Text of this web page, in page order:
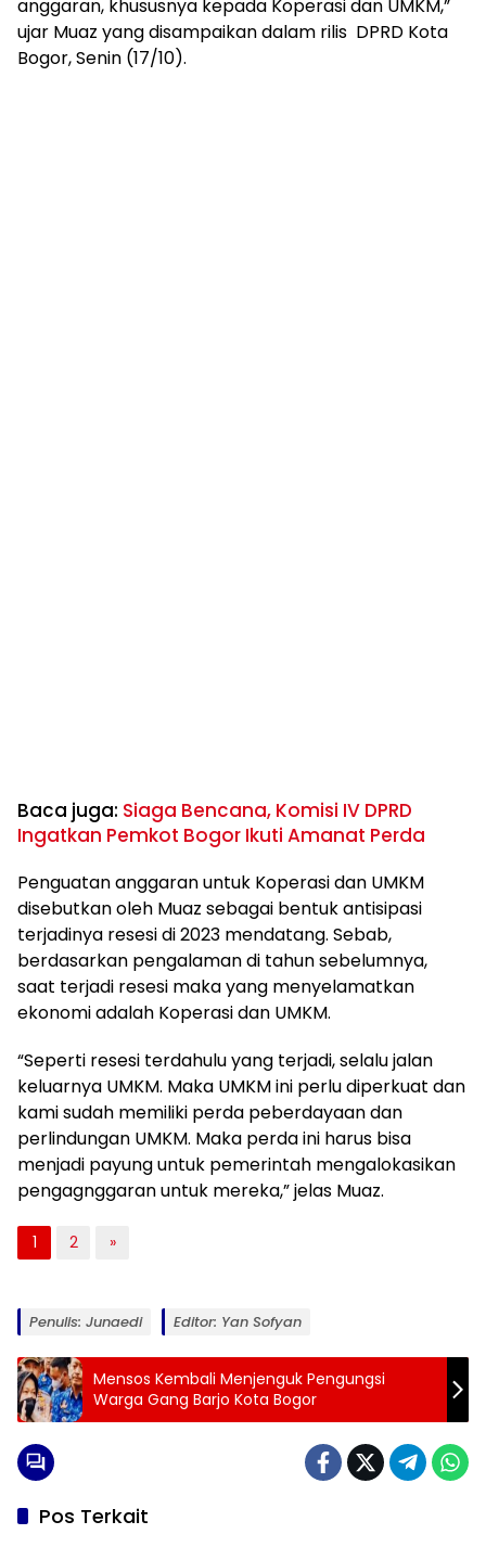
anggaran, khususnya kepada Koperasi dan UMKM,”
ujar Muaz yang disampaikan dalam rilis DPRD Kota
Bogor, Senin (17/10).
Baca juga: Siaga Bencana, Komisi IV DPRD
Ingatkan Pemkot Bogor Ikuti Amanat Perda
Penguatan anggaran untuk Koperasi dan UMKM
disebutkan oleh Muaz sebagai bentuk antisipasi
terjadinya resesi di 2023 mendatang. Sebab,
berdasarkan pengalaman di tahun sebelumnya,
saat terjadi resesi maka yang menyelamatkan
ekonomi adalah Koperasi dan UMKM.
“Seperti resesi terdahulu yang terjadi, selalu jalan
keluarnya UMKM. Maka UMKM ini perlu diperkuat dan
kami sudah memiliki perda peberdayaan dan
perlindungan UMKM. Maka perda ini harus bisa
menjadi payung untuk pemerintah mengalokasikan
pengagnggaran untuk mereka,” jelas Muaz.
1 2 »
Penulis: Junaedi Editor: Yan Sofyan
Mensos Kembali Menjenguk Pengungsi
Warga Gang Barjo Kota Bogor
Pos Terkait